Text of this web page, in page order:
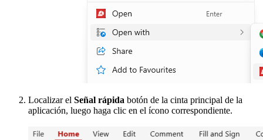
Localizar el Señal rápida botón de la cinta principal de la
aplicación, luego haga clic en el ícono correspondiente.